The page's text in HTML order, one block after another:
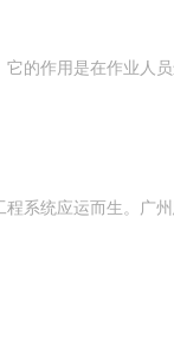
的作用是在作业人
系统应运而生。广